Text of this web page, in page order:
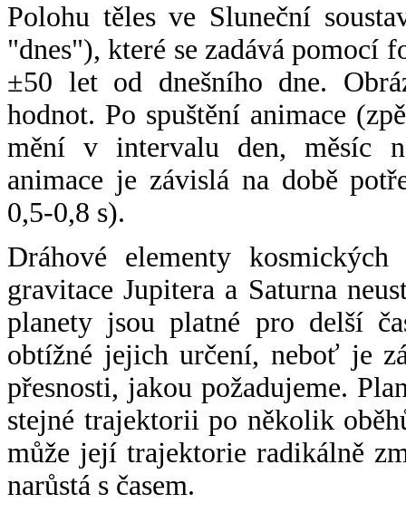
Polohu těles ve Sluneční
"dnes"), které se zadává pomocí
±50 let od dnešního dne.
hodnot. Po spuštění animace
mění v intervalu den, měsíc
animace je závislá na době
0,5-0,8 s).
Dráhové elementy
gravitace Jupitera a Saturna
planety jsou platné pro delší
obtížné jejich určení, neboť je
přesnosti, jakou požadujeme.
stejné trajektorii po několik
může její trajektorie radikálně
narůstá s časem.